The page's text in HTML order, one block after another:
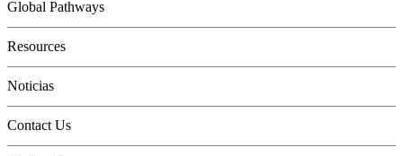
Youth
Adults
Seniors
Conservation
Global Pathways
Resources
Noticias
Contact Us